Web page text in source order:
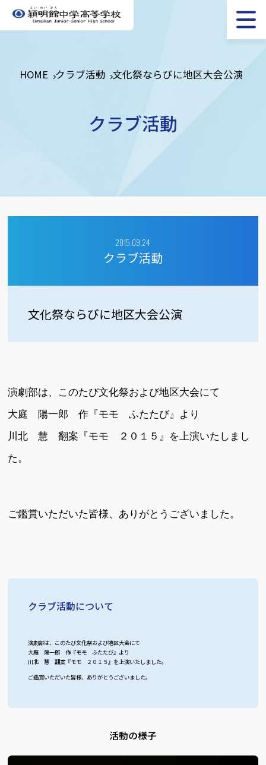
HOME クラブ活動 文化祭ならびに地区大会公演
クラブ活動
2015.09.24
クラブ活動
文化祭ならびに地区大会公演
演劇部は、このたび文化祭および地区大会にて
大庭 陽一郎 作『モモ ふたたび』より
川北 慧 翻案『モモ ２０１５』を上演いたしまし
た。
ご鑑賞いただいた皆様、ありがとうございました。
クラブ活動について
演劇部は、このたび文化祭および地区大会にて
大庭 陽一郎 作『モモ ふたたび』より
川北 慧 翻案『モモ ２０１５』を上演いたしました。
ご鑑賞いただいた皆様、ありがとうございました。
活動の様子